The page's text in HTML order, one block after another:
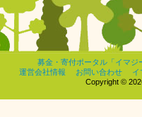
募金・寄付ポータル「イマジ
運営会社情報
お問い合わせ
イ
Copyright ©